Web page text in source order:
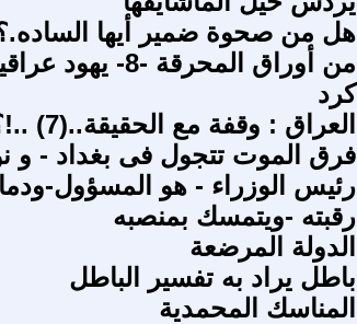
هل من صحوة ضمير أيها
من أوراق المحرقة -8-
كرد
العراق : وقفة مع الحقيقة..(7) ..!؟
فرق الموت تتجول فى بغداد - و
رئيس الوزراء - هو المسؤول-
رقبته -ويتمسك بمنصبه
الدولة المرضعة
باطل يراد به تفسير الباطل
المناسك المحمدية